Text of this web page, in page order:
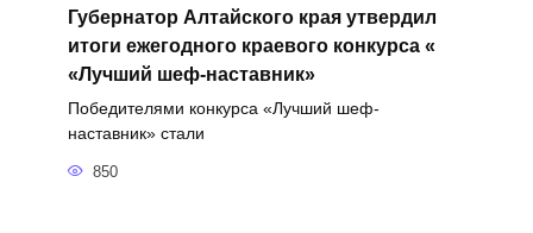
Губернатор Алтайского края утвердил
итоги ежегодного краевого конкурса «
«Лучший шеф-наставник»
Победителями конкурса «Лучший шеф-
наставник» стали
850